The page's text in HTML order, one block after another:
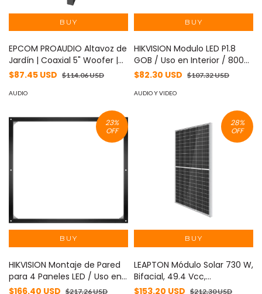
EPCOM PROAUDIO Altavoz de
Jardín | Coaxial 5" Woofer |
1.5" Tweeter | Potencia 20W
Protección IP contra Polvo y
en Ángulo | Aplicación
Exterior MOD: EP-750T
$87.45 USD $114.06 USD
AUDIO
HIKVISION Modulo LED P1.8
GOB / Uso en Interior / 800
nits / Resolución 160x90 /
Mantenimiento Frontal MOD:
$82.30 USD $107.32 USD
AUDIO Y VIDEO
23%
OFF
HIKVISION Montaje de Pared
para 4 Paneles LED / Uso en
Interior / Compatible con
$166.40 USD $217.26 USD
28%
OFF
LEAPTON Módulo Solar 730 W,
Bifacial, 49.4 Vcc,
Monocristalino. Celda tipo N,
$153.20 USD $212.30 USD